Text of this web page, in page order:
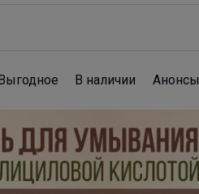
В наличии Анонсы